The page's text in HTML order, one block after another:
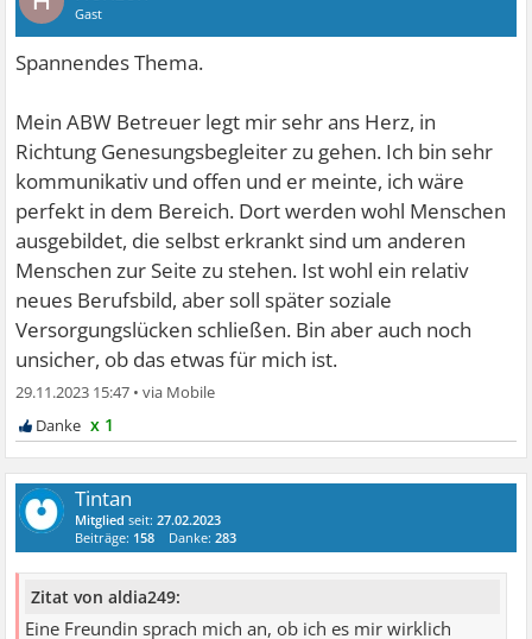
Gast
Spannendes Thema.
Mein ABW Betreuer legt mir sehr ans Herz, in
Richtung Genesungsbegleiter zu gehen. Ich bin sehr
kommunikativ und offen und er meinte, ich wäre
perfekt in dem Bereich. Dort werden wohl Menschen
ausgebildet, die selbst erkrankt sind um anderen
Menschen zur Seite zu stehen. Ist wohl ein relativ
neues Berufsbild, aber soll später soziale
Versorgungslücken schließen. Bin aber auch noch
unsicher, ob das etwas für mich ist.
29.11.2023 15:47 •
x 1
Tintan
Mitglied seit:27.02.2023
Beiträge: 158 Danke:283
Zitat von aldia249:
Eine Freundin sprach mich an, ob ich es mir wirklich